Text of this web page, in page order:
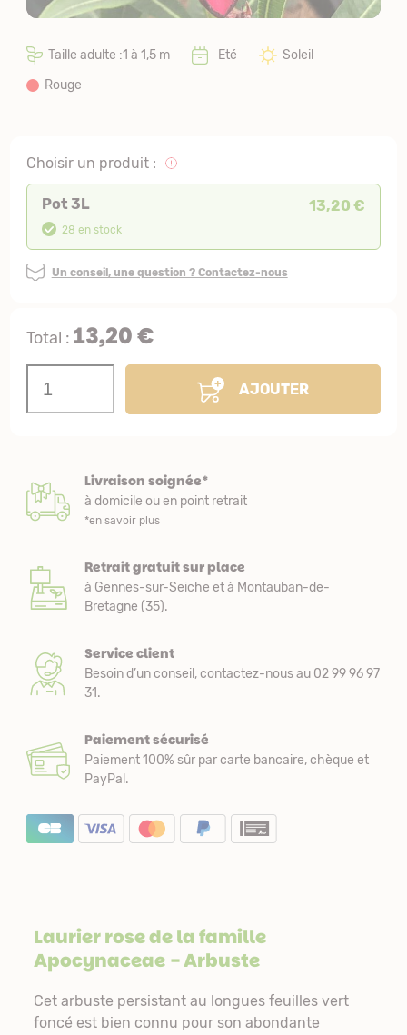
Taille adulte :1 à 1,5 m Eté
Soleil
Rouge
Choisir un produit :
Pot 3L 13,20 €
28 en stock
Un conseil, une question ? Contactez-nous
Total : 13,20 €
AJOUTER
Livraison soignée*
à domicile ou en point retrait
*en savoir plus
Retrait gratuit sur place
à Gennes-sur-Seiche et à Montauban-de-
Bretagne (35).
Service client
Besoin d’un conseil, contactez-nous au 02 99 96 97
31.
Paiement sécurisé
Paiement 100% sûr par carte bancaire, chèque et
PayPal.
Laurier rose de la famille
Apocynaceae- Arbuste
Cet arbuste persistant au longues feuilles vert
foncé est bien connu pour son abondante